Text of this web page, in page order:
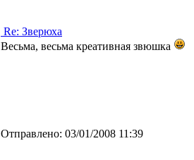
Re: Зверюха
Весьма, весьма креативная звюшка
Отправлено: 03/01/2008 11:39